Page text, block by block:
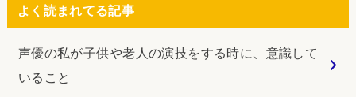
よく読まれてる記事
声優の私が子供や老人の演技をする時に、意識して
いること